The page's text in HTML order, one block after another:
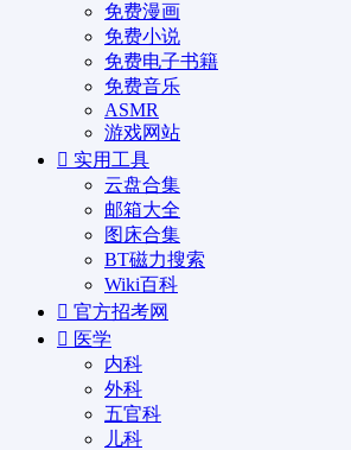
免费漫画
免费小说
免费电子书籍
免费音乐
ASMR
游戏网站
实用工具
云盘合集
邮箱大全
图床合集
BT磁力搜索
Wiki百科
官方招考网
医学
内科
外科
五官科
儿科